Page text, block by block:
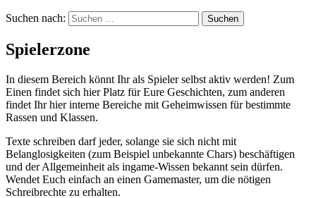
Suchen nach:
Spielerzone
In diesem Bereich könnt Ihr als Spieler selbst aktiv werden! Zum
Einen findet sich hier Platz für Eure Geschichten, zum anderen
findet Ihr hier interne Bereiche mit Geheimwissen für bestimmte
Rassen und Klassen.
Texte schreiben darf jeder, solange sie sich nicht mit
Belanglosigkeiten (zum Beispiel unbekannte Chars) beschäftigen
und der Allgemeinheit als ingame-Wissen bekannt sein dürfen.
Wendet Euch einfach an einen Gamemaster, um die nötigen
Schreibrechte zu erhalten.